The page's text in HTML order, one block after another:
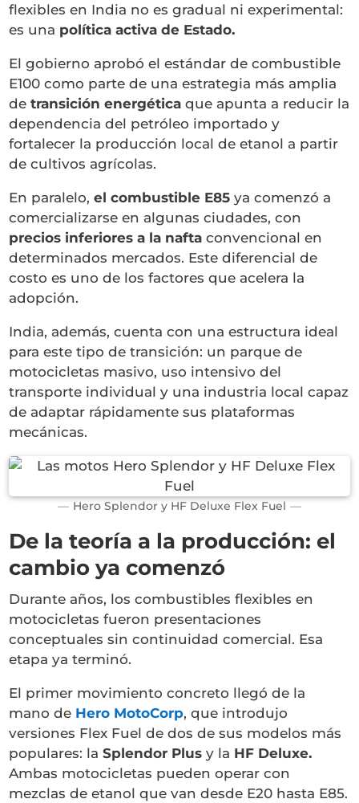
flexibles en India no es gradual ni experimental:
es una política activa de Estado.
El gobierno aprobó el estándar de combustible
E100 como parte de una estrategia más amplia
detransición energética que apunta a reducir la
dependencia del petróleo importado y
fortalecer la producción local de etanol a partir
de cultivos agrícolas.
En paralelo,el combustible E85 ya comenzó a
comercializarse en algunas ciudades, con
precios inferiores a la nafta convencional en
determinados mercados. Este diferencial de
costo es uno de los factores que acelera la
adopción.
India, además, cuenta con una estructura ideal
para este tipo de transición: un parque de
motocicletas masivo, uso intensivo del
transporte individual y una industria local capaz
de adaptar rápidamente sus plataformas
mecánicas.
Hero Splendor y HF Deluxe Flex Fuel
De la teoría a la producción: el
cambio ya comenzó
Durante años, los combustibles flexibles en
motocicletas fueron presentaciones
conceptuales sin continuidad comercial. Esa
etapa ya terminó.
El primer movimiento concreto llegó de la
mano de Hero MotoCorp, que introdujo
versiones Flex Fuel de dos de sus modelos más
populares: laSplendor Plus y la HF Deluxe.
Ambas motocicletas pueden operar con
mezclas de etanol que van desde E20 hasta E85.